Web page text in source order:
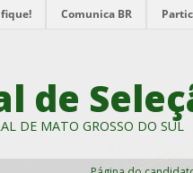
Comunica BR
de
DE MATO GROSSO DO SUL